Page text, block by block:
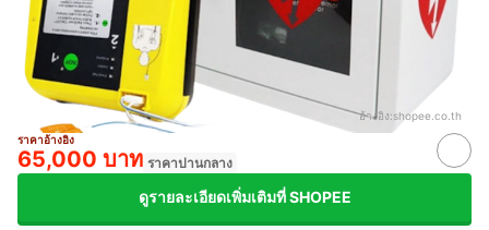
อ้างอิง:shopee.co.th
ราคาอ้างอิง
65,000 บาท ราคาปานกลาง
ดูรายละเอียดเพิ่มเติมที่ SHOPEE